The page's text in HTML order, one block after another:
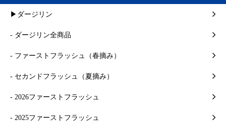
▶ダージリン
- ダージリン全商品
- ファーストフラッシュ（春摘み）
- セカンドフラッシュ（夏摘み）
- 2026ファーストフラッシュ
- 2025ファーストフラッシュ